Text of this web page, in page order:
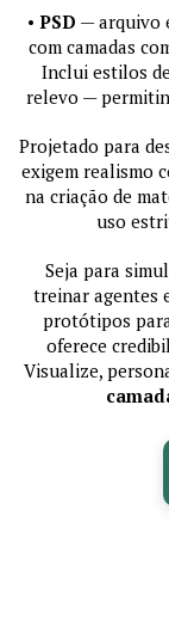
• PSD — arquivo
com camadas
Inclui estilos
relevo —
Projetado para
exigem realismo
na criação de
uso
Seja para
treinar agentes
protótipos
oferece
Visualize,